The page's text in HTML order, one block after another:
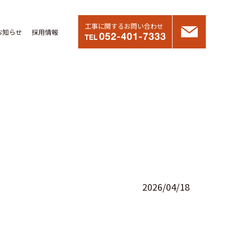
知らせ 採用情報
工事に関するお問い合わせ
2026/04/18